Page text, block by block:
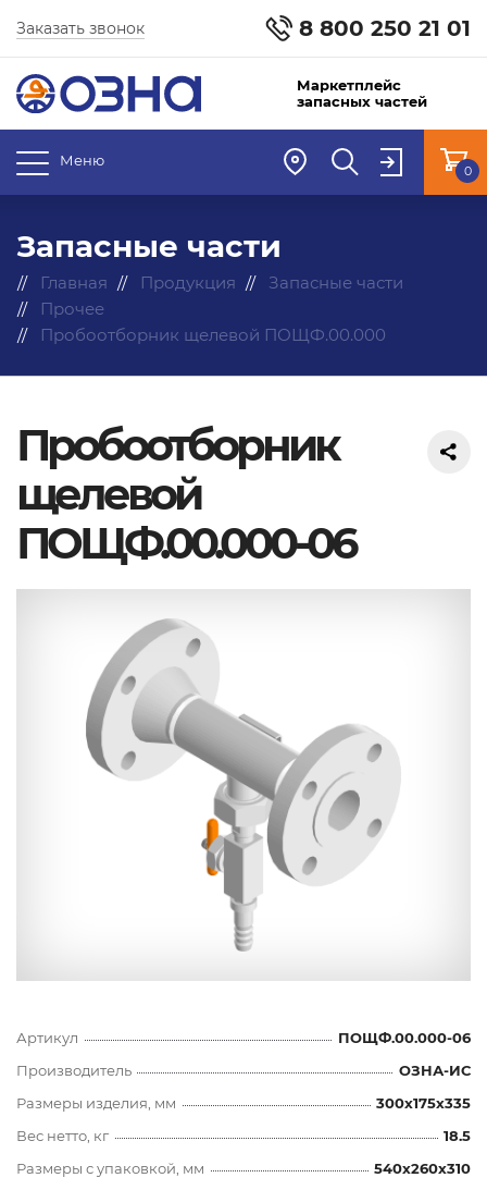
8 800 250 21 01
Заказать звонок
Маркетплейс
запасных частей
Меню
0
Запасные части
Главная Продукция
Запасные части
Прочее
Пробоотборник щелевой ПОЩФ.00.000
Пробоотборник
щелевой
ПОЩФ.00.000-06
Артикул
ПОЩФ.00.000-06
Производитель
ОЗНА-ИС
Размеры изделия, мм
300x175x335
Вес нетто, кг
18.5
Размеры с упаковкой, мм
540x260x310